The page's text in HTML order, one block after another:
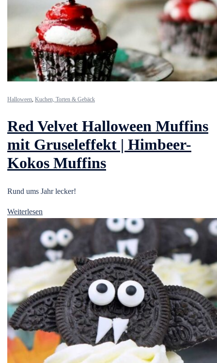
Halloween, Kuchen, Torten & Gebäck
Red Velvet Halloween Muffins
mit Gruseleffekt | Himbeer-
Kokos Muffins
Rund ums Jahr lecker!
Weiterlesen